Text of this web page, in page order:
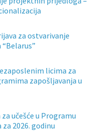
za ostvarivanje
licima za
zapošljavanja u
učešće u Programu
2026. godinu